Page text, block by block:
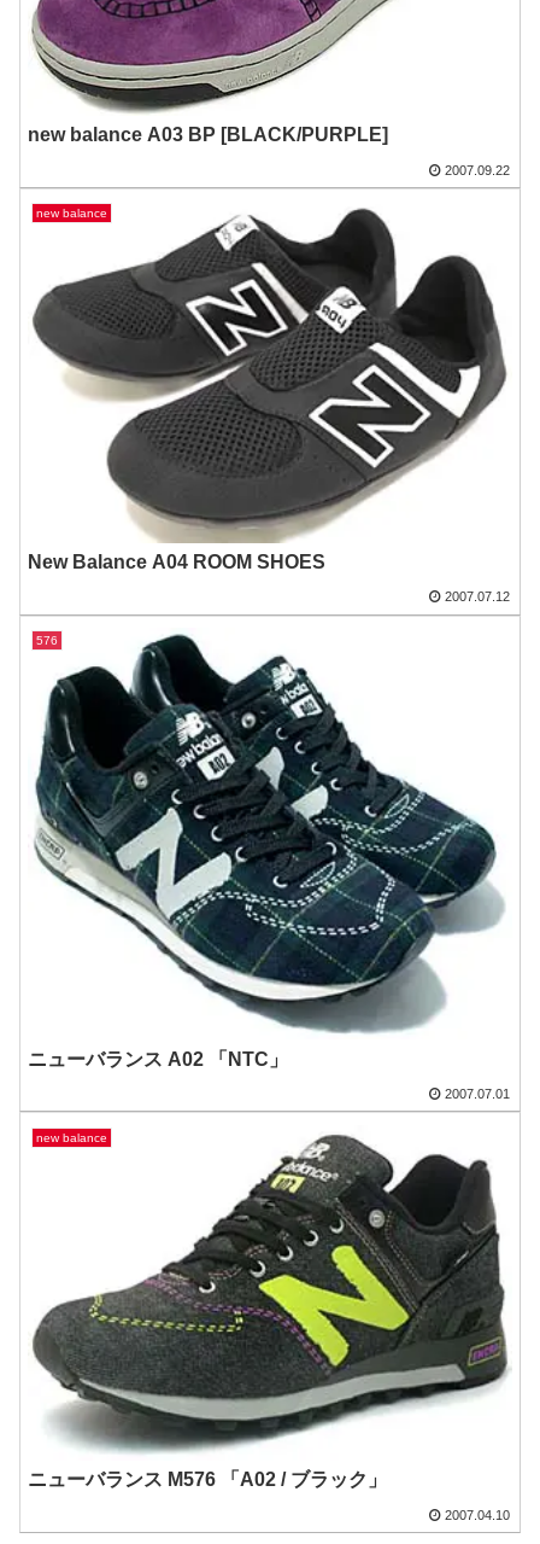
new balance A03 BP [BLACK/PURPLE]
2007.09.22
new balance
New Balance A04 ROOM SHOES
2007.07.12
576
ニューバランス A02 「NTC」
2007.07.01
new balance
ニューバランス M576 「A02 / ブラック」
2007.04.10